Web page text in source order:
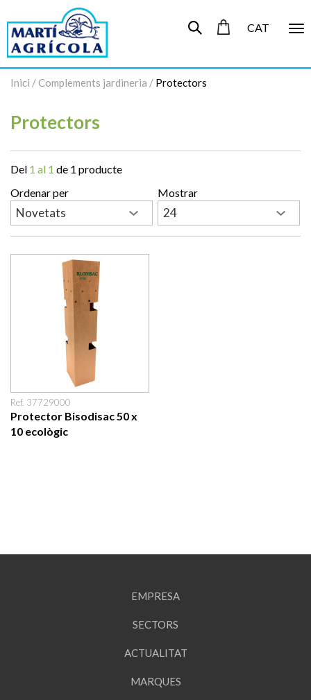
CAT
Inici /Complements jardineria / Protectors
Protectors
Del 1 al 1 de 1 producte
Ordenar per
Mostrar
Ref. 37729000
Protector Bisodisac 50 x
10 ecològic
EMPRESA
SECTORS
ACTUALITAT
MARQUES